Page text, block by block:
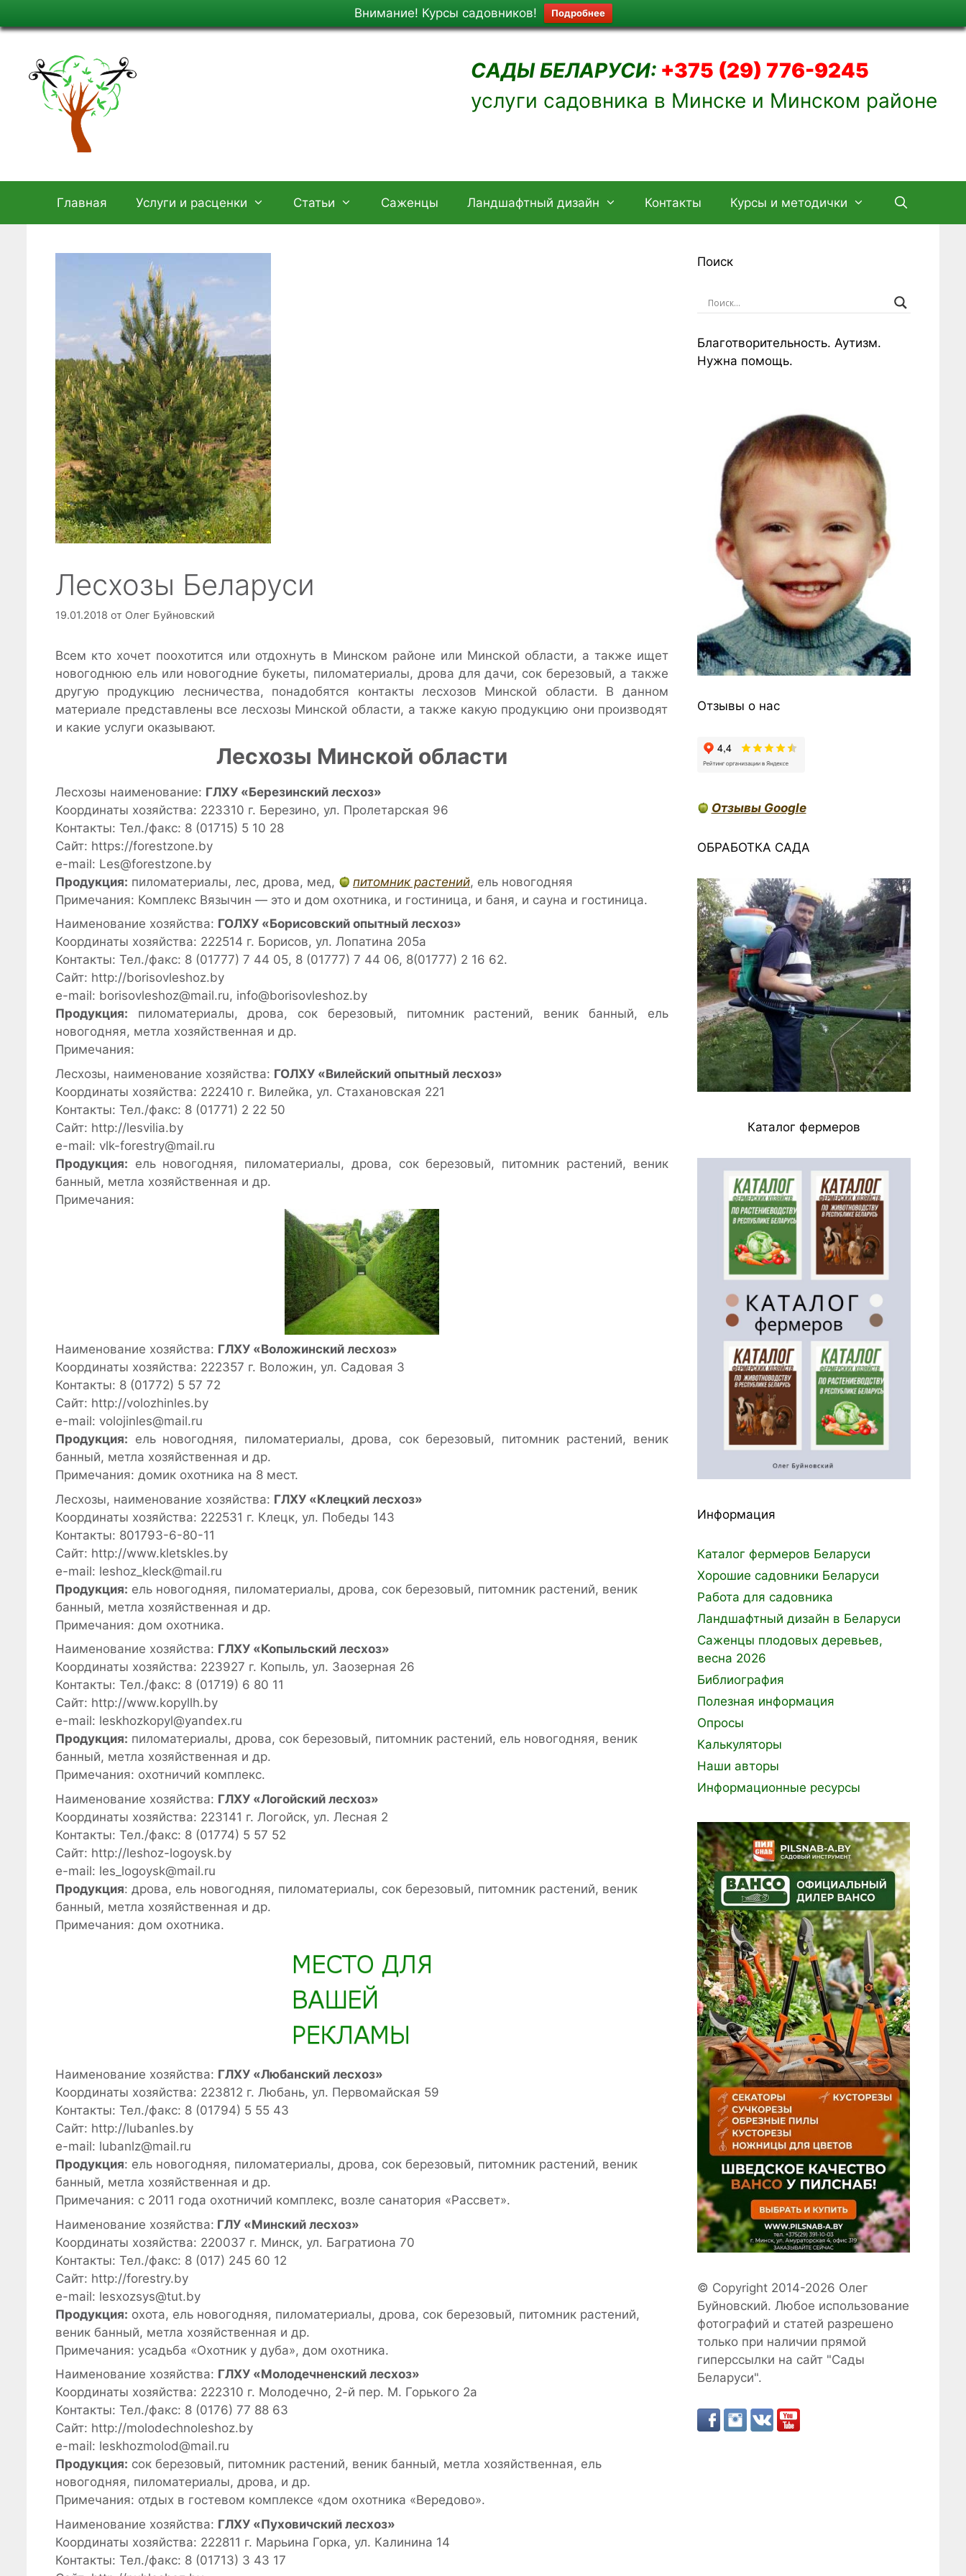
Внимание! Курсы садовников! Подробнее
Перейти
содержимому
САДЫ БЕЛАРУСИ: +375 (29) 776-9245
услуги садовника в Минске и Минском районе
Главная Услуги и расценки Статьи Саженцы Ландшафтный дизайн Контакты Курсы и методички
Лесхозы Беларуси
19.01.2018 от Олег Буйновский
Всем кто хочет поохотится или отдохнуть в Минском районе или Минской области, а также ищет
новогоднюю ель или новогодние букеты, пиломатериалы, дрова для дачи, сок березовый, а также
другую продукцию лесничества, понадобятся контакты лесхозов Минской области. В данном
материале представлены все лесхозы Минской области, а также какую продукцию они производят
и какие услуги оказывают.
Лесхозы Минской области
Лесхозы наименование: ГЛХУ «Березинский лесхоз»
Координаты хозяйства: 223310 г. Березино, ул. Пролетарская 96
Контакты: Тел./факс: 8 (01715) 5 10 28
Сайт: https://forestzone.by
e-mail: Les@forestzone.by
Продукция: пиломатериалы, лес, дрова, мед, питомник растений, ель новогодняя
Примечания: Комплекс Вязычин — это и дом охотника, и гостиница, и баня, и сауна и гостиница.
Наименование хозяйства: ГОЛХУ «Борисовский опытный лесхоз»
Координаты хозяйства: 222514 г. Борисов, ул. Лопатина 205а
Контакты: Тел./факс: 8 (01777) 7 44 05, 8 (01777) 7 44 06, 8(01777) 2 16 62.
Сайт: http://borisovleshoz.by
e-mail: borisovleshoz@mail.ru, info@borisovleshoz.by
Продукция: пиломатериалы, дрова, сок березовый, питомник растений, веник банный, ель
новогодняя, метла хозяйственная и др.
Примечания:
Лесхозы, наименование хозяйства: ГОЛХУ «Вилейский опытный лесхоз»
Координаты хозяйства: 222410 г. Вилейка, ул. Стахановская 221
Контакты: Тел./факс: 8 (01771) 2 22 50
Сайт: http://lesvilia.by
e-mail: vlk-forestry@mail.ru
Продукция: ель новогодняя, пиломатериалы, дрова, сок березовый, питомник растений, веник
банный, метла хозяйственная и др.
Примечания:
Наименование хозяйства: ГЛХУ «Воложинский лесхоз»
Координаты хозяйства: 222357 г. Воложин, ул. Садовая 3
Контакты: 8 (01772) 5 57 72
Сайт: http://volozhinles.by
e-mail: volojinles@mail.ru
Продукция: ель новогодняя, пиломатериалы, дрова, сок березовый, питомник растений, веник
банный, метла хозяйственная и др.
Примечания: домик охотника на 8 мест.
Лесхозы, наименование хозяйства: ГЛХУ «Клецкий лесхоз»
Координаты хозяйства: 222531 г. Клецк, ул. Победы 143
Контакты: 801793-6-80-11
Сайт: http://www.kletskles.by
e-mail: leshoz_kleck@mail.ru
Продукция: ель новогодняя, пиломатериалы, дрова, сок березовый, питомник растений, веник
банный, метла хозяйственная и др.
Примечания: дом охотника.
Наименование хозяйства: ГЛХУ «Копыльский лесхоз»
Координаты хозяйства: 223927 г. Копыль, ул. Заозерная 26
Контакты: Тел./факс: 8 (01719) 6 80 11
Сайт: http://www.kopyllh.by
e-mail: leskhozkopyl@yandex.ru
Продукция: пиломатериалы, дрова, сок березовый, питомник растений, ель новогодняя, веник
банный, метла хозяйственная и др.
Примечания: охотничий комплекс.
Наименование хозяйства: ГЛХУ «Логойский лесхоз»
Координаты хозяйства: 223141 г. Логойск, ул. Лесная 2
Контакты: Тел./факс: 8 (01774) 5 57 52
Сайт: http://leshoz-logoysk.by
e-mail: les_logoysk@mail.ru
Продукция: дрова, ель новогодняя, пиломатериалы, сок березовый, питомник растений, веник
банный, метла хозяйственная и др.
Примечания: дом охотника.
Наименование хозяйства: ГЛХУ «Любанский лесхоз»
Координаты хозяйства: 223812 г. Любань, ул. Первомайская 59
Контакты: Тел./факс: 8 (01794) 5 55 43
Сайт: http://lubanles.by
e-mail: lubanlz@mail.ru
Продукция: ель новогодняя, пиломатериалы, дрова, сок березовый, питомник растений, веник
банный, метла хозяйственная и др.
Примечания: с 2011 года охотничий комплекс, возле санатория «Рассвет».
Наименование хозяйства: ГЛУ «Минский лесхоз»
Координаты хозяйства: 220037 г. Минск, ул. Багратиона 70
Контакты: Тел./факс: 8 (017) 245 60 12
Сайт: http://forestry.by
e-mail: lesxozsys@tut.by
Продукция: охота, ель новогодняя, пиломатериалы, дрова, сок березовый, питомник растений,
веник банный, метла хозяйственная и др.
Примечания: усадьба «Охотник у дуба», дом охотника.
Наименование хозяйства: ГЛХУ «Молодечненский лесхоз»
Координаты хозяйства: 222310 г. Молодечно, 2-й пер. М. Горького 2а
Контакты: Тел./факс: 8 (0176) 77 88 63
Сайт: http://molodechnoleshoz.by
e-mail: leskhozmolod@mail.ru
Продукция: сок березовый, питомник растений, веник банный, метла хозяйственная, ель
новогодняя, пиломатериалы, дрова, и др.
Примечания: отдых в гостевом комплексе «дом охотника «Вередово».
Наименование хозяйства: ГЛХУ «Пуховичский лесхоз»
Координаты хозяйства: 222811 г. Марьина Горка, ул. Калинина 14
Контакты: Тел./факс: 8 (01713) 3 43 17
Поиск
Благотворительность. Аутизм.
Нужна помощь.
Отзывы о нас
Отзывы Google
ОБРАБОТКА САДА
Каталог фермеров
Информация
Каталог фермеров Беларуси
Хорошие садовники Беларуси
Работа для садовника
Ландшафтный дизайн в Беларуси
Саженцы плодовых деревьев,
весна 2026
Библиография
Полезная информация
Опросы
Калькуляторы
Наши авторы
Информационные ресурсы
© Copyright 2014-2026 Олег
Буйновский. Любое использование
фотографий и статей разрешено
только при наличии прямой
гиперссылки на cайт "Сады
Беларуси".